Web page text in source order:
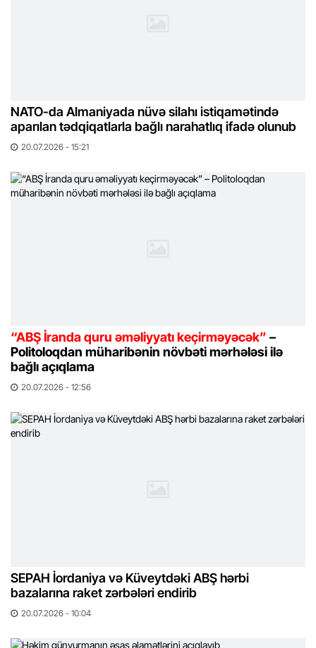
NATO-da Almaniyada nüvə silahı istiqamətində
aparılan tədqiqatlarla bağlı narahatlıq ifadə olunub
20.07.2026 - 15:21
“ABŞ İranda quru əməliyyatı keçirməyəcək” –
Politoloqdan müharibənin növbəti mərhələsi ilə
bağlı açıqlama
20.07.2026 - 12:56
SEPAH İordaniya və Küveytdəki ABŞ hərbi
bazalarına raket zərbələri endirib
20.07.2026 - 10:04